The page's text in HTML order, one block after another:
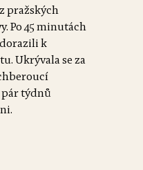
pražských
Po 45 minutách
k
Ukrývala se za
pár týdnů